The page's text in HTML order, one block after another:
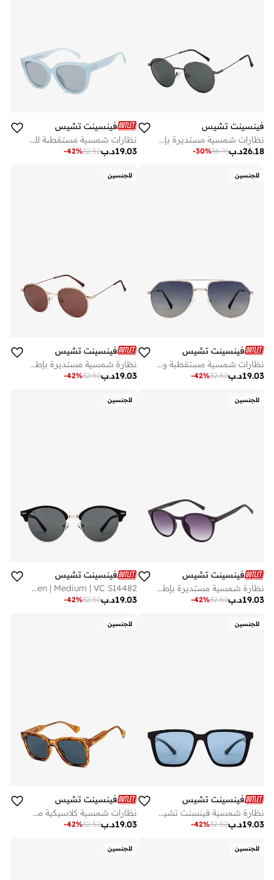
فينسينت تشيس
نظارات شمسية مستديرة بإطار كامل بتصميم عصري وماركة شهيرة، مستقطبة وحماية % من الأشعة فوق البنفسجية، للجنسين، مقاس متوسط
د.ب26.18
36.91
-30%
فينسينت تشيس
نظارات شمسية مستقطبة للجنسين بتصميم واي فيرر
د.ب19.03
32.52
-42%
للجنسين
فينسينت تشيس
نظارات شمسية مستقطبة واقية من الأشعة فوق البنفسجية بإطار طيار كامل عتيق - مم - ذهبي
د.ب19.03
32.52
-42%
للجنسين
فينسينت تشيس
نظارة شمسية مستديرة بإطار كامل بتصميم عصري محمي % من الأشعة فوق البنفسجية مستقطبة للجنسين متوسطة
د.ب19.03
32.52
-42%
للجنسين
فينسينت تشيس
نظارة شمسية مستديرة بإطار كامل بتصميم العطلات الجديد والأنيق، مستقطبة وتحمي % من الأشعة فوق البنفسجية، للجنسين، صغيرة
د.ب19.03
32.52
-42%
للجنسين
فينسينت تشيس
Vincent Chase By Lenskart | Matte Black Gold Grey Full Rim Square Branded Latest and Stylish Sunglasses | Polarized and 100% UV Protected | Men &amp; Women | Medium | VC S14482
د.ب19.03
32.52
-42%
للجنسين
فينسينت تشيس
نظارة شمسية فينسنت تشيس بلاك بلو مربعة بإطار كامل رجالي ونسائي متوسطة
د.ب19.03
32.52
-42%
للجنسين
فينسينت تشيس
نظارات شمسية كلاسيكية مربعة بإطار كامل، أحدث تصميم أنيق، مستقطبة، حماية % من الأشعة فوق البنفسجية، للجنسين، كبيرة
د.ب19.03
32.52
-42%
للجنسين للجنسين